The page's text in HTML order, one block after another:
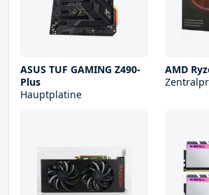
ASUS TUF GAMING Z490-
Plus
Hauptplatine
AMD